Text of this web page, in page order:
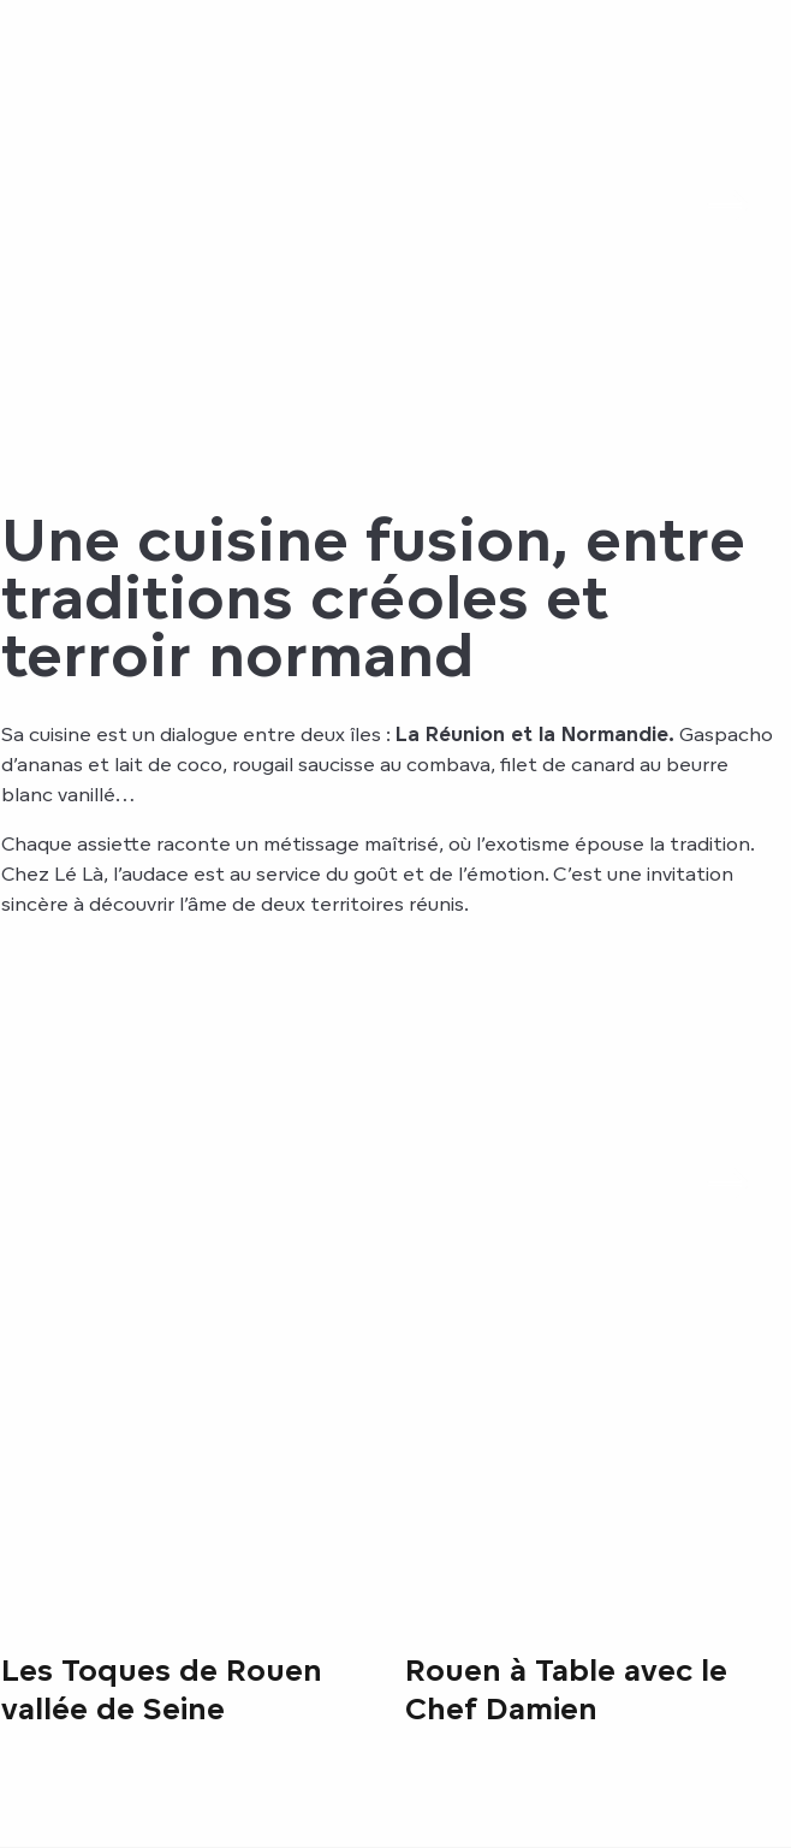
Une cuisine fusion, entre
traditions créoles et
terroir normand
Sa cuisine est un dialogue entre deux îles : La Réunion et la Normandie. Gaspacho
d’ananas et lait de coco, rougail saucisse au combava, filet de canard au beurre
blanc vanillé…
Chaque assiette raconte un métissage maîtrisé, où l’exotisme épouse la tradition.
Chez Lé Là, l’audace est au service du goût et de l’émotion. C’est une invitation
sincère à découvrir l’âme de deux territoires réunis.
Les Toques de Rouen
vallée de Seine
Rouen à Table avec le
Chef Damien